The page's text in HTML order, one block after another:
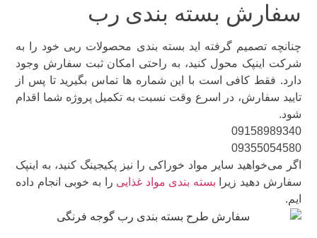
سفارش بسته بندی رب
چنانچه تصمیم گرفته اید بسته بندی محصولات ربی خود را به
شرکت اینپک محول کنید، به راحتی امکان ثبت سفارش وجود
دارد. فقط کافی است با این شماره ها تماس بگیرید تا پس از
تایید سفارش، در اسرع وقت نسبت به تکمیل پروژه شما اقدام
شود.
09158989340
09355054580
اگر می‌خواهید سایر مواد خوراکی را نیز پکیجینگ کنید، به اینپک
سفارش دهید زیرا
بسته بندی مواد غذاییرا به خوبی انجام داده
ایم.